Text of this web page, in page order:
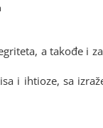
a takođe i za
i ihtioze, sa